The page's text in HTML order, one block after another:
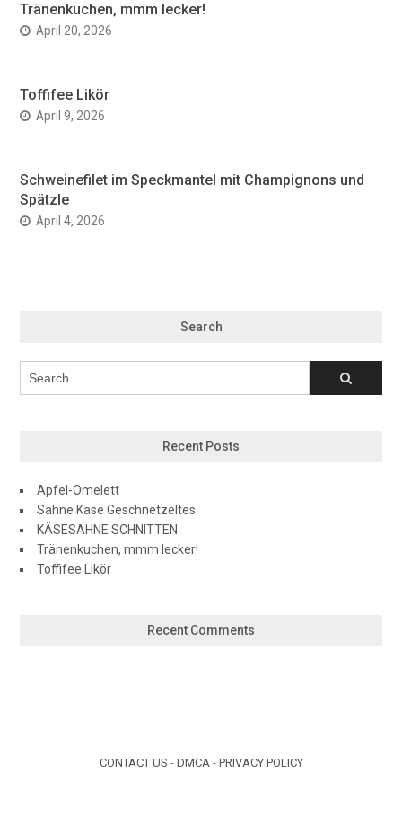
Tränenkuchen, mmm lecker!
April 20, 2026
Toffifee Likör
April 9, 2026
Schweinefilet im Speckmantel mit Champignons und
Spätzle
April 4, 2026
Search
Recent Posts
Apfel-Omelett
Sahne Käse Geschnetzeltes
KÄSESAHNE SCHNITTEN
Tränenkuchen, mmm lecker!
Toffifee Likör
Recent Comments
CONTACT US - DMCA - PRIVACY POLICY